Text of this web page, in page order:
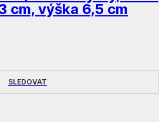
cm, výška 6,5 cm
SLEDOVAT